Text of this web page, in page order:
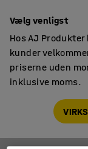
Madrassæt
Vælg venligst
Hos AJ
kunder
priserne uden
inklusive moms.